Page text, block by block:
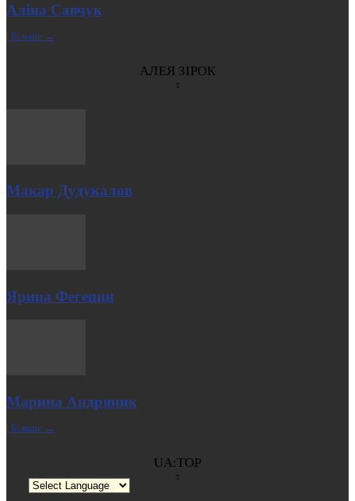
Аліна Савчук
| Більше →
АЛЕЯ ЗІРОК
Макар Дудукалов
Ярина Фегецин
Марина Андряник
| Більше →
UA:TOP